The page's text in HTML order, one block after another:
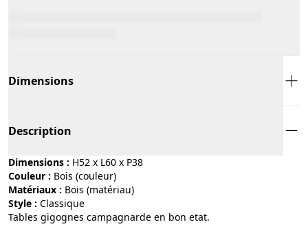
Dimensions
Description
Dimensions : H52 x L60 x P38
Couleur :
bois (couleur)
Matériaux :
bois (matériau)
Style :
classique
Tables gigognes campagnarde en bon etat.